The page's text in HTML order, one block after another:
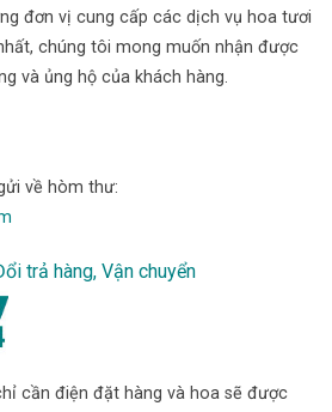
đơn vị cung cấp các dịch vụ hoa tươi
chúng tôi mong muốn nhận được
và ủng hộ của khách hàng.
về hòm thư:
trả hàng, Vận chuyển
cần điện đặt hàng và hoa sẽ được